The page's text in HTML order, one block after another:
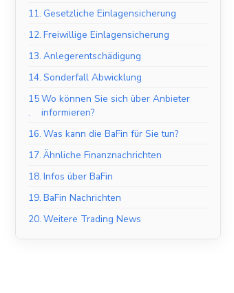
11. Gesetzliche Einlagensicherung
12. Freiwillige Einlagensicherung
13. Anlegerentschädigung
14. Sonderfall Abwicklung
15
.
Wo können Sie sich über Anbieter
informieren?
16. Was kann die BaFin für Sie tun?
17. Ähnliche Finanznachrichten
18. Infos über BaFin
19. BaFin Nachrichten
20. Weitere Trading News